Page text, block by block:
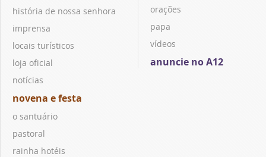
história de nossa senhora
imprensa
locais turísticos
loja oficial
notícias
novena e festa
o santuário
pastoral
rainha hotéis
orações
papa
vídeos
anuncie no A12